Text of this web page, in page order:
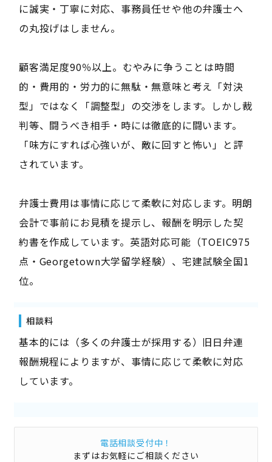
に誠実・丁寧に対応、事務員任せや他の弁護士へ
の丸投げはしません。
顧客満足度90％以上。むやみに争うことは時間
的・費用的・労力的に無駄・無意味と考え「対決
型」ではなく「調整型」の交渉をします。しかし裁
判等、闘うべき相手・時には徹底的に闘います。
「味方にすれば心強いが、敵に回すと怖い」と評
されています。
弁護士費用は事情に応じて柔軟に対応します。明朗
会計で事前にお見積を提示し、報酬を明示した契
約書を作成しています。英語対応可能（TOEIC975
点・Georgetown大学留学経験）、宅建試験全国1
位。
相談料
基本的には（多くの弁護士が採用する）旧日弁連
報酬規程によりますが、事情に応じて柔軟に対応
しています。
電話相談受付中！
まずはお気軽にご相談ください